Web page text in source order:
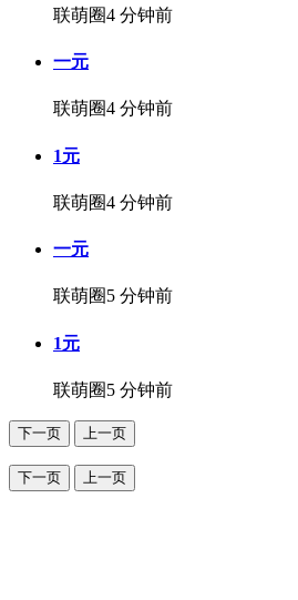
联萌圈4 分钟前
一元
联萌圈4 分钟前
1元
联萌圈4 分钟前
一元
联萌圈5 分钟前
1元
联萌圈5 分钟前
下一页 上一页
下一页 上一页